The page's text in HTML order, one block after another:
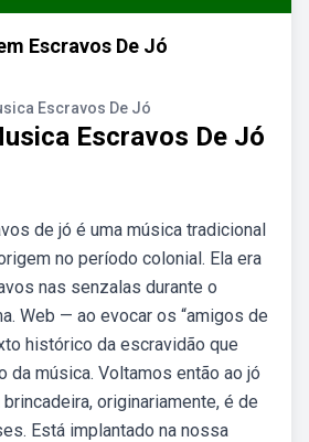
Escravos De Jó
Escravos De Jó
Escravos De Jó
de jó é uma música tradicional
no período colonial. Ela era
nas senzalas durante o
Web — ao evocar os “amigos de
histórico da escravidão que
da música. Voltamos então ao jó
originariamente, é de
Está implantado na nossa